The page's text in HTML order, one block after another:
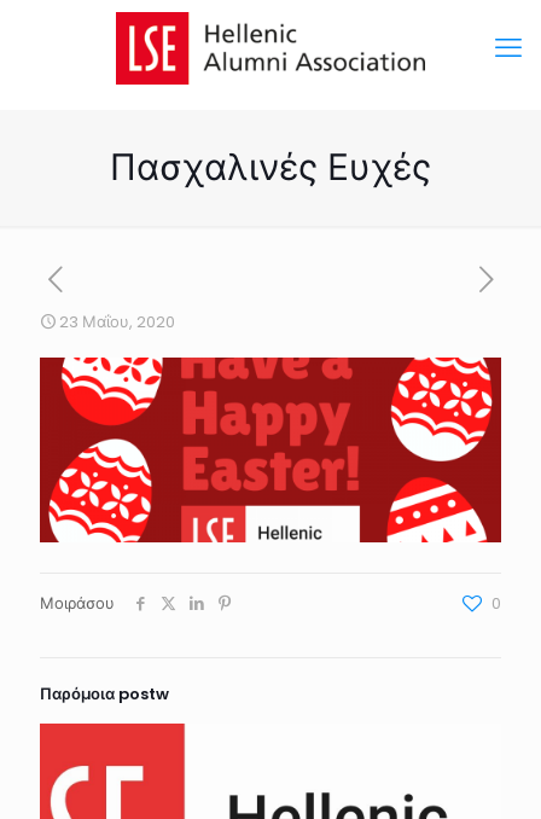
Πασχαλινές Ευχές
23 Μαΐου, 2020
Μοιράσου 0
Παρόμοια postw